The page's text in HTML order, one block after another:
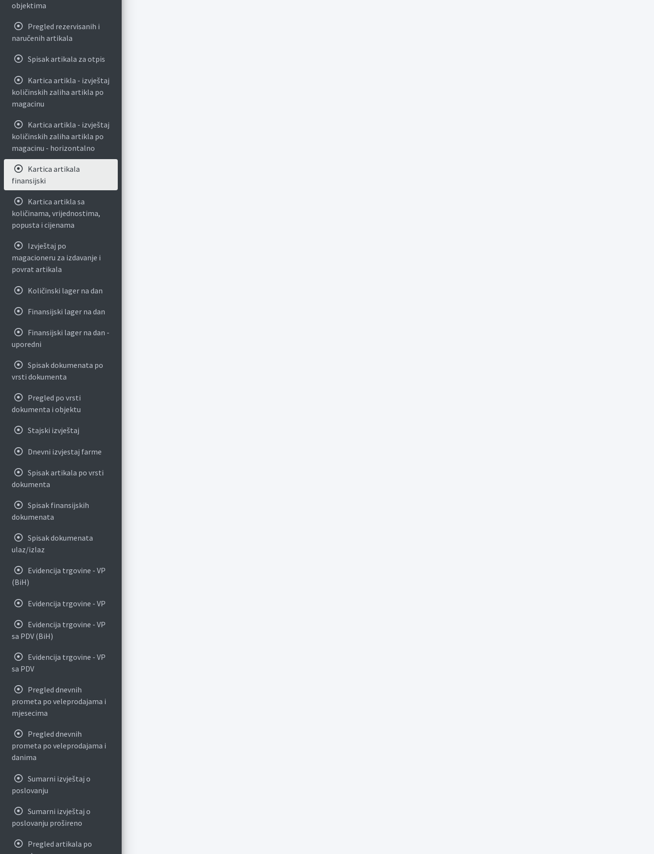
objektima
Pregled rezervisanih i
naručenih artikala
Spisak artikala za otpis
Kartica artikla - izvještaj
količinskih zaliha artikla po
magacinu
Kartica artikla - izvještaj
količinskih zaliha artikla po
magacinu - horizontalno
Kartica artikala
finansijski
Kartica artikla sa
količinama, vrijednostima,
popusta i cijenama
Izvještaj po
magacioneru za izdavanje i
povrat artikala
Količinski lager na dan
Finansijski lager na dan
Finansijski lager na dan -
uporedni
Spisak dokumenata po
vrsti dokumenta
Pregled po vrsti
dokumenta i objektu
Stajski izvještaj
Dnevni izvjestaj farme
Spisak artikala po vrsti
dokumenta
Spisak finansijskih
dokumenata
Spisak dokumenata
ulaz/izlaz
Evidencija trgovine - VP
(BiH)
Evidencija trgovine - VP
Evidencija trgovine - VP
sa PDV (BiH)
Evidencija trgovine - VP
sa PDV
Pregled dnevnih
prometa po veleprodajama i
mjesecima
Pregled dnevnih
prometa po veleprodajama i
danima
Sumarni izvještaj o
poslovanju
Sumarni izvještaj o
poslovanju prošireno
Pregled artikala po